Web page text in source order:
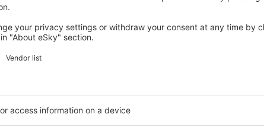
Hotel Biancaneve